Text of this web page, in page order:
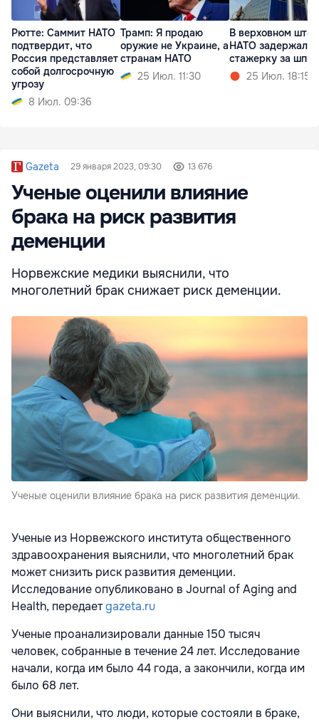
Рютте: Саммит НАТО
подтвердит, что
Россия представляет
собой долгосрочную
угрозу
8 Июл. 09:36
Трамп: Я продаю
оружие не Украине, а
странам НАТО
25 Июл. 11:30
В верховном
НАТО задержали
стажерку за
25 Июл. 18:15
Gazeta 29 января 2023, 09:30 13 676
Ученые оценили влияние
брака на риск развития
деменции
Норвежские медики выяснили, что
многолетний брак снижает риск деменции.
Ученые оценили влияние брака на риск развития деменции.
Ученые из Норвежского института общественного
здравоохранения выяснили, что многолетний брак
может снизить риск развития деменции.
Исследование опубликовано в Journal of Aging and
Health, передаетgazeta.ru
Ученые проанализировали данные 150 тысяч
человек, собранные в течение 24 лет. Исследование
начали, когда им было 44 года, а закончили, когда им
было 68 лет.
Они выяснили, что люди, которые состояли в браке,